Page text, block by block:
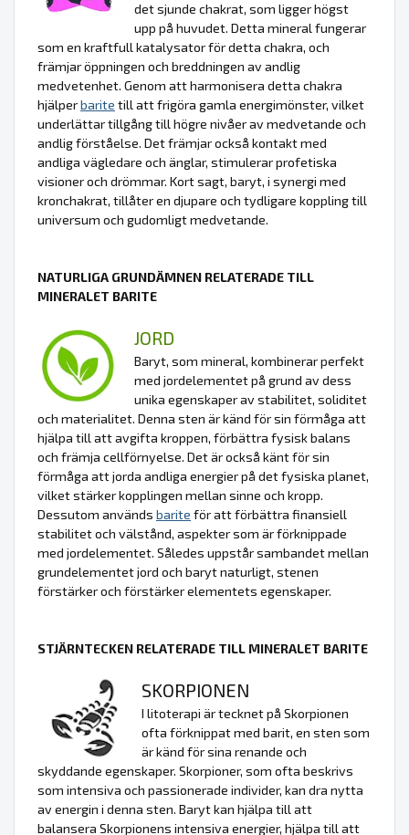
det sjunde chakrat, som ligger högst
upp på huvudet. Detta mineral fungerar
som en kraftfull katalysator för detta chakra, och
främjar öppningen och breddningen av andlig
medvetenhet. Genom att harmonisera detta chakra
hjälperbarite till att frigöra gamla energimönster, vilket
underlättar tillgång till högre nivåer av medvetande och
andlig förståelse. Det främjar också kontakt med
andliga vägledare och änglar, stimulerar profetiska
visioner och drömmar. Kort sagt, baryt, i synergi med
kronchakrat, tillåter en djupare och tydligare koppling till
universum och gudomligt medvetande.
NATURLIGA GRUNDÄMNEN RELATERADE TILL
MINERALET BARITE
JORD
Baryt, som mineral, kombinerar perfekt
med jordelementet på grund av dess
unika egenskaper av stabilitet, soliditet
och materialitet. Denna sten är känd för sin förmåga att
hjälpa till att avgifta kroppen, förbättra fysisk balans
och främja cellförnyelse. Det är också känt för sin
förmåga att jorda andliga energier på det fysiska planet,
vilket stärker kopplingen mellan sinne och kropp.
Dessutom används barite för att förbättra finansiell
stabilitet och välstånd, aspekter som är förknippade
med jordelementet. Således uppstår sambandet mellan
grundelementet jord och baryt naturligt, stenen
förstärker och förstärker elementets egenskaper.
STJÄRNTECKEN RELATERADE TILL MINERALET BARITE
SKORPIONEN
I litoterapi är tecknet på Skorpionen
ofta förknippat med barit, en sten som
är känd för sina renande och
skyddande egenskaper. Skorpioner, som ofta beskrivs
som intensiva och passionerade individer, kan dra nytta
av energin i denna sten. Baryt kan hjälpa till att
balansera Skorpionens intensiva energier, hjälpa till att